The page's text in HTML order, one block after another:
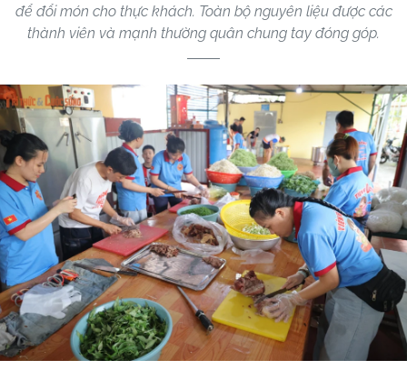
để đổi món cho thực khách. Toàn bộ nguyên liệu được các
thành viên và mạnh thường quân chung tay đóng góp.